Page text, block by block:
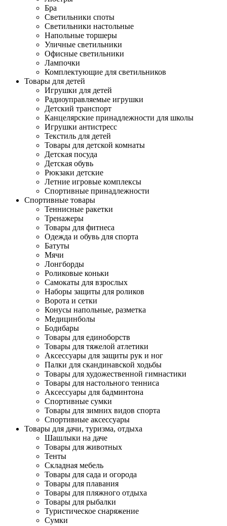
Бра
Светильники споты
Светильники настольные
Напольные торшеры
Уличные светильники
Офисные светильники
Лампочки
Комплектующие для светильников
Товары для детей
Игрушки для детей
Радиоуправляемые игрушки
Детский транспорт
Канцелярские принадлежности для школы
Игрушки антистресс
Текстиль для детей
Товары для детской комнаты
Детская посуда
Детская обувь
Рюкзаки детские
Летние игровые комплексы
Спортивные принадлежности
Спортивные товары
Теннисные ракетки
Тренажеры
Товары для фитнеса
Одежда и обувь для спорта
Батуты
Мячи
Лонгборды
Роликовые коньки
Самокаты для взрослых
Наборы защиты для роликов
Ворота и сетки
Конусы напольные, разметка
Медицинболы
Бодибары
Товары для единоборств
Товары для тяжелой атлетики
Аксессуары для защиты рук и ног
Палки для скандинавской ходьбы
Товары для художественной гимнастики
Товары для настольного тенниса
Аксессуары для бадминтона
Спортивные сумки
Товары для зимних видов спорта
Спортивные аксессуары
Товары для дачи, туризма, отдыха
Шашлыки на даче
Товары для животных
Тенты
Складная мебель
Товары для сада и огорода
Товары для плавания
Товары для пляжного отдыха
Товары для рыбалки
Туристическое снаряжение
Сумки